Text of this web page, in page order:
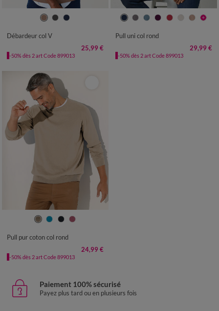
XL XXL 3XL
Débardeur col V
25,99 €
-50% dès 2 art Code 899013
S M L XL XXL 3XL 4XL
Pull uni col rond
29,99 €
-50% dès 2 art Code 899013
L XL XXL 3XL
Pull pur coton col rond
24,99 €
-50% dès 2 art Code 899013
Paiement 100% sécurisé
Payez plus tard ou en plusieurs fois